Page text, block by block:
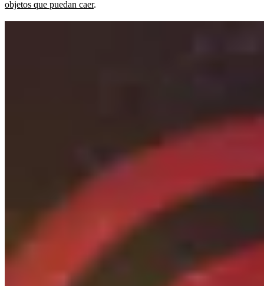
objetos que puedan caer.